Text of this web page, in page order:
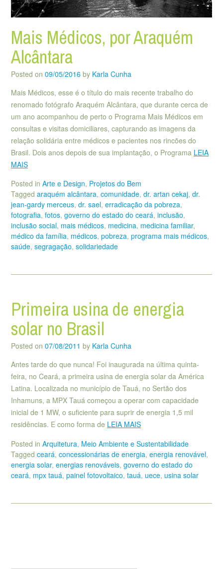
Mais Médicos, por Araquém
Alcântara
Posted on 09/05/2016 by Karla Cunha
Mais Médicos, esse é o título do mais recente trabalho do
renomado fotógrafo Araquém Alcântara, que durante cerca de
um ano acompanhou de perto o Programa Mais Médicos em
consultas e visitas domiciliares, capturando as imagens da
relação solidária entre médicos e pacientes nos rincões do
Brasil. Dois anos depois de sua implantação, o Programa LEIA
MAIS
Posted in Arte e Design, Projetos do Bem
Tagged araquém alcântara, comunidade, dr. artan cekaj, dr.
jean-gardy merceus, dr. sael, erradicação da pobreza,
fotografia, fotos, governo do estado do ceará, inclusão,
inclusão social, mais médicos, medicina, medicina familiar,
médico da família, médicos, pobreza, programa mais médicos,
saúde, segragação, solidariedade
Primeira usina de energia
solar no Brasil
Posted on 07/08/2011 by Karla Cunha
Antes tarde do que nunca! Foi inaugurada na última quinta-
feira, no Ceará, a primeira usina de energia solar da América
Latina. Localizada no município de Tauá, no Sertão dos
Inhamuns, a MPX Tauá começou a operar com capacidade
inicial de 1 MW, o suficiente para suprir de energia 1,5 mil
residências. E como forma de LEIA MAIS
Posted in Arquitetura, Meio Ambiente e Sustentabilidade
Tagged ceará, concessionárias de energia, energia renovável,
energia solar, energias renováveis, governo do estado do
ceará, mpx tauá, painel fotovoltaico, tauá, uece, usina solar